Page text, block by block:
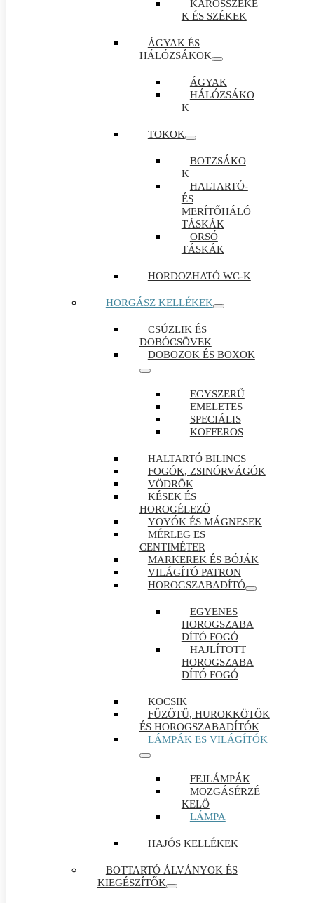
KAROSSZÉKE
K ÉS SZÉKEK
ÁGYAK ÉS
HÁLÓZSÁKOK
ÁGYAK
HÁLÓZSÁKO
K
TOKOK
BOTZSÁKO
K
HALTARTÓ-
ÉS
MERÍTŐHÁLÓ
TÁSKÁK
ORSÓ
TÁSKÁK
HORDOZHATÓ WC-K
HORGÁSZ KELLÉKEK
CSÚZLIK ÉS
DOBÓCSÖVEK
DOBOZOK ÉS BOXOK
EGYSZERŰ
EMELETES
SPECIÁLIS
KOFFEROS
HALTARTÓ BILINCS
FOGÓK, ZSINÓRVÁGÓK
VÖDRÖK
KÉSEK ÉS
HOROGÉLEZŐ
YOYÓK ÉS MÁGNESEK
MÉRLEG ES
CENTIMÉTER
MARKEREK ÉS BÓJÁK
VILÁGÍTÓ PATRON
HOROGSZABADÍTÓ
EGYENES
HOROGSZABA
DÍTÓ FOGÓ
HAJLÍTOTT
HOROGSZABA
DÍTÓ FOGÓ
KOCSIK
FŰZŐTŰ, HUROKKÖTŐK
ÉS HOROGSZABADÍTÓK
LÁMPÁK ES VILÁGÍTÓK
FEJLÁMPÁK
MOZGÁSÉRZÉ
KELŐ
LÁMPA
HAJÓS KELLÉKEK
BOTTARTÓ ÁLVÁNYOK ÉS
KIEGÉSZÍTŐK